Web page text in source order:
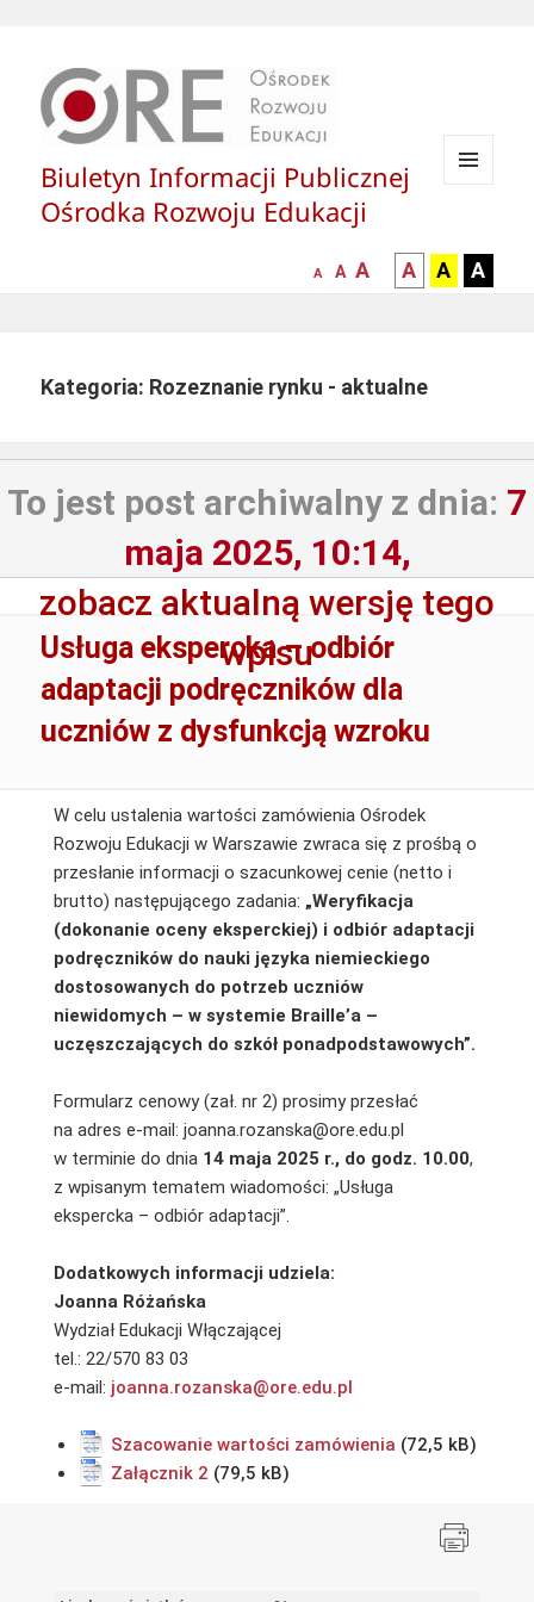
Biuletyn Informacji Publicznej
Ośrodka Rozwoju Edukacji
mniejsza
A
normalna
A
większa-
czcionka
A
kontrast
czarny
tle
A
kontrast
czarny
A
żółty
A
Kategoria: Rozeznanie rynku - aktualne
To jest post archiwalny z dnia: 7
maja 2025, 10:14,
zobacz aktualną wersję tego
wpisu
Usługa ekspercka – odbiór
adaptacji podręczników dla
uczniów z dysfunkcją wzroku
W celu ustalenia wartości zamówienia Ośrodek
Rozwoju Edukacji w Warszawie zwraca się z prośbą o
przesłanie informacji o szacunkowej cenie (netto i
brutto) następującego zadania: „Weryfikacja
(dokonanie oceny eksperckiej) i odbiór adaptacji
podręczników do nauki języka niemieckiego
dostosowanych do potrzeb uczniów
niewidomych – w systemie Braille’a –
uczęszczających do szkół ponadpodstawowych”.
Formularz cenowy (zał. nr 2) prosimy przesłać
na adres e-mail: joanna.rozanska@ore.edu.pl
w terminie do dnia 14 maja 2025 r., do godz. 10.00,
z wpisanym tematem wiadomości: „Usługa
ekspercka – odbiór adaptacji”.
Dodatkowych informacji udziela:
Joanna Różańska
Wydział Edukacji Włączającej
tel.: 22/570 83 03
e-mail: joanna.rozanska@ore.edu.pl
Szacowanie wartości zamówienia
Załącznik 2